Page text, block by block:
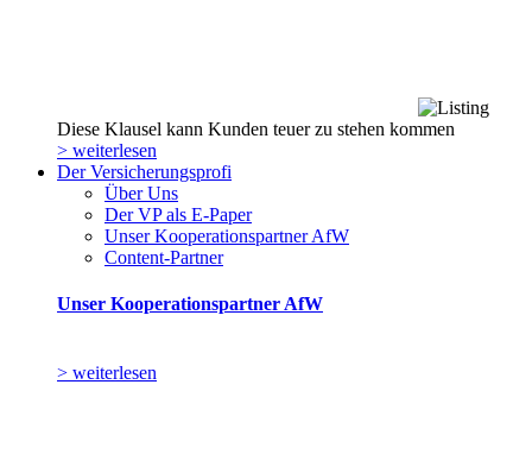
Diese Klausel kann Kunden teuer zu stehen kommen
> weiterlesen
Der Versicherungsprofi
Über Uns
Der VP als E-Paper
Unser Kooperationspartner AfW
Content-Partner
Unser Kooperationspartner AfW
> weiterlesen